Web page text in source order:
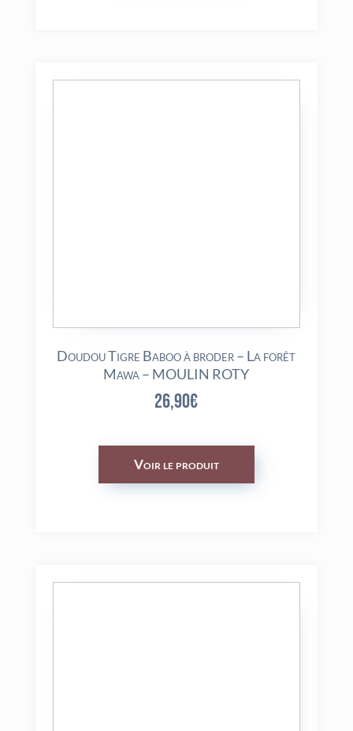
Doudou Tigre Baboo à broder – La forêt
Mawa – MOULIN ROTY
26,90€
Voir le produit